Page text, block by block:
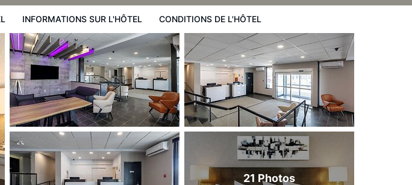
INFORMATIONS SUR L'HÔTEL CONDITIONS DE L'HÔTEL
21 Photos